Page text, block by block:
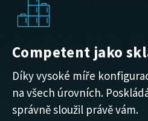
Competent jako
Díky vysoké míře
na všech úrovních.
správně sloužil právě vám.